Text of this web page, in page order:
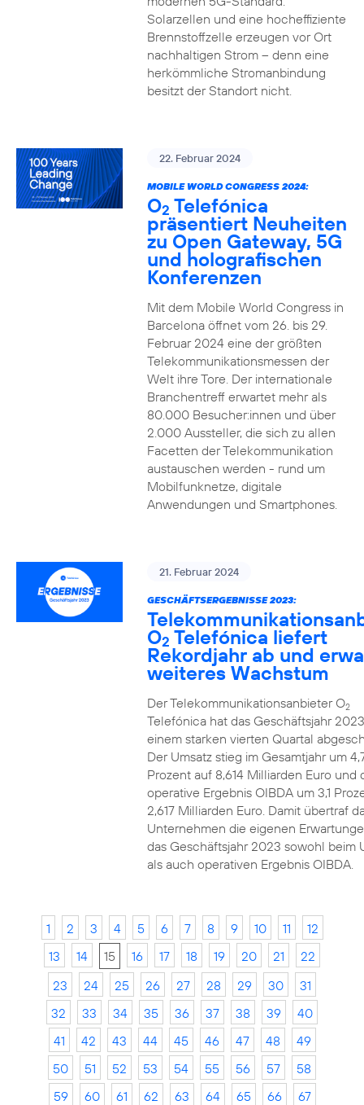
Solarzellen und eine hocheffiziente
Brennstoffzelle erzeugen vor Ort
nachhaltigen Strom – denn eine
herkömmliche Stromanbindung
besitzt der Standort nicht.
22. Februar 2024
MOBILE WORLD CONGRESS 2024:
O2 Telefónica
präsentiert Neuheiten
zu Open Gateway, 5G
und holografischen
Konferenzen
Mit dem Mobile World Congress in
Barcelona öffnet vom 26. bis 29.
Februar 2024 eine der größten
Telekommunikationsmessen der
Welt ihre Tore. Der internationale
Branchentreff erwartet mehr als
80.000 Besucher:innen und über
2.000 Aussteller, die sich zu allen
Facetten der Telekommunikation
austauschen werden - rund um
Mobilfunknetze, digitale
Anwendungen und Smartphones.
21. Februar 2024
GESCHÄFTSERGEBNISSE 2023:
O2 Telefónica liefert
Rekordjahr ab und
weiteres Wachstum
Der Telekommunikationsanbieter O2
Telefónica hat das Geschäftsjahr
einem starken vierten Quartal
Der Umsatz stieg im Gesamtjahr um
Prozent auf 8,614 Milliarden Euro und
operative Ergebnis OIBDA um 3,1
2,617 Milliarden Euro. Damit übertraf
Unternehmen die eigenen
das Geschäftsjahr 2023 sowohl beim
als auch operativen Ergebnis OIBDA.
1 2 3 4 5 6 7 8 9 10 11
12
13
14 15 16 17 18 19 20 21
22
23
24 25 26 27 28 29 30
31
32
33 34 35 36 37 38 39
40
41
42 43 44 45 46 47 48
49
50
51 52 53 54 55 56 57
58
59
60 61 62 63 64 65 66
67